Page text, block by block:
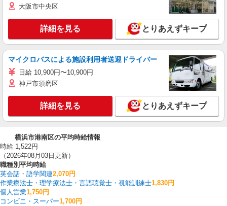
大阪市中央区
詳細を見る とりあえずキープ
マイクロバスによる施設利用者送迎ドライバー
日給 10,900円〜10,900円
神戸市須磨区
詳細を見る とりあえずキープ
横浜市港南区の平均時給情報
時給 1,522円
（2026年08月03日更新）
職種別平均時給
英会話・語学関連2,070円
作業療法士・理学療法士・言語聴覚士・視能訓練士1,830円
個人営業1,750円
コンビニ・スーパー1,700円